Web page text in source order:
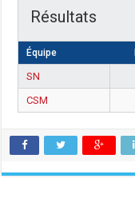
Résultats
Équipe
SN
CSM